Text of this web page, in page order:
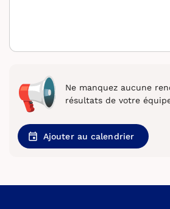
Ne manquez aucune
résultats de votre
Ajouter au calendrier